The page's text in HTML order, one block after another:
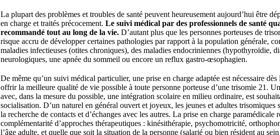
La plupart des problèmes et troubles de santé peuvent heureusement aujourd’hui être
en charge et traités précocement.Le suivi médical par des professionnels de santé
recommandé tout au long de la vie. D’autant plus que les personnes porteuses de
risque accru de développer certaines pathologies par rapport à la population générale,
maladies infectieuses (otites chroniques), des maladies endocriniennes (hypothyroïdie,
neurologiques, une apnée du sommeil ou encore un reflux gastro-œsophagien.
De même qu’un suivi médical particulier, une prise en charge adaptée est nécessaire dès
offrir la meilleure qualité de vie possible à toute personne porteuse d’une trisomie 21.
avec, dans la mesure du possible, une intégration scolaire en milieu ordinaire, est
socialisation. D’un naturel en général ouvert et joyeux, les jeunes et adultes trisomiques
la recherche de contacts et d’échanges avec les autres. La prise en charge paramédicale
complémentarité d’approches thérapeutiques : kinésithérapie, psychomotricité,
l’âge adulte, et quelle que soit la situation de la personne (salarié ou bien résident au